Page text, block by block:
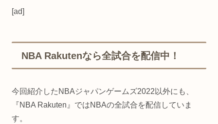
[ad]
NBA Rakutenなら全試合を配信中！
今回紹介したNBAジャパンゲームズ2022以外にも、
『NBA Rakuten』ではNBAの全試合を配信していま
す。